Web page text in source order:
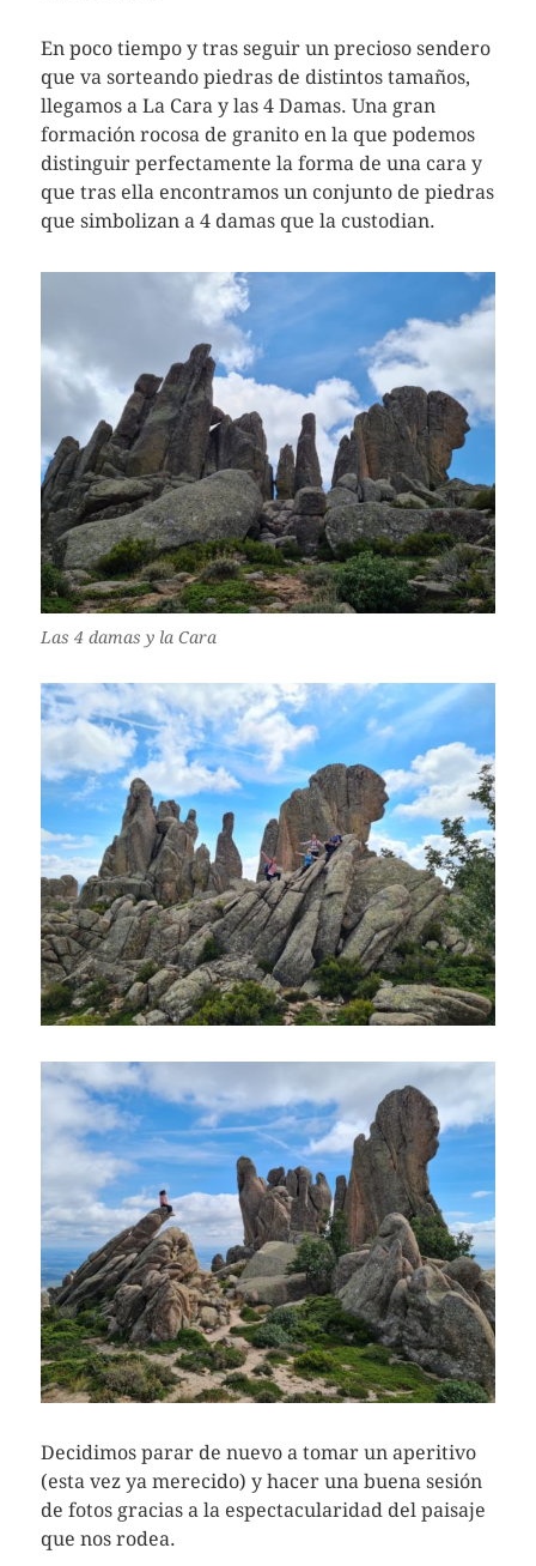
En poco tiempo y tras seguir un precioso sendero
que va sorteando piedras de distintos tamaños,
llegamos a La Cara y las 4 Damas. Una gran
formación rocosa de granito en la que podemos
distinguir perfectamente la forma de una cara y
que tras ella encontramos un conjunto de piedras
que simbolizan a 4 damas que la custodian.
Las 4 damas y la Cara
Decidimos parar de nuevo a tomar un aperitivo
(esta vez ya merecido) y hacer una buena sesión
de fotos gracias a la espectacularidad del paisaje
que nos rodea.